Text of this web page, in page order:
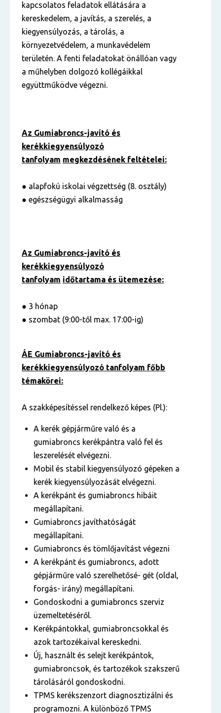
kapcsolatos feladatok ellátására a
kereskedelem, a javítás, a szerelés, a
kiegyensúlyozás, a tárolás, a
környezetvédelem, a munkavédelem
területén. A fenti feladatokat önállóan vagy
a műhelyben dolgozó kollégáikkal
együttműködve végezni.
Az Gumiabroncs-javító és
kerékkiegyensúlyozó
tanfolyam megkezdésének feltételei:
● alapfokú iskolai végzettség (8. osztály)
● egészségügyi alkalmasság
Az Gumiabroncs-javító és
kerékkiegyensúlyozó
tanfolyam időtartama és ütemezése:
● 3 hónap
● szombat (9:00-től max. 17:00-ig)
ÁE Gumiabroncs-javító és
kerékkiegyensúlyozó tanfolyam főbb
témakörei:
A szakképesítéssel rendelkező képes (Pl.):
A kerék gépjárműre való és a
gumiabroncs kerékpántra való fel és
leszerelését elvégezni.
Mobil és stabil kiegyensúlyozó gépeken a
kerék kiegyensúlyozását elvégezni.
A kerékpánt és gumiabroncs hibáit
megállapítani.
Gumiabroncs javíthatóságát
megállapítani.
Gumiabroncs és tömlőjavítást végezni
A kerékpánt és gumiabroncs, adott
gépjárműre való szerelhetősé- gét (oldal,
forgás- irány) megállapítani.
Gondoskodni a gumiabroncs szerviz
üzemeltetéséről.
Kerékpántokkal, gumiabroncsokkal és
azok tartozékaival kereskedni.
Új, használt és selejt kerékpántok,
gumiabroncsok, és tartozékok szakszerű
tárolásáról gondoskodni.
TPMS kerékszenzort diagnosztizálni és
programozni. A különböző TPMS